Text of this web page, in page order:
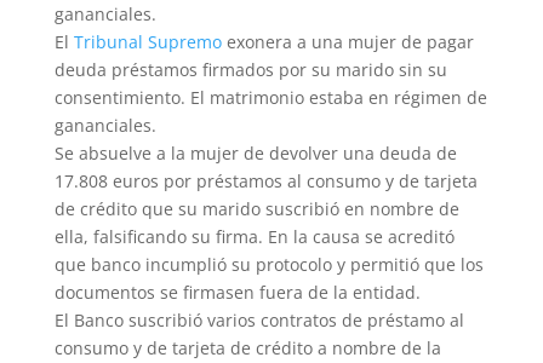
gananciales.
El Tribunal Supremoexonera a una mujer de pagar
deuda préstamos firmados por su marido sin su
consentimiento. El matrimonio estaba en régimen de
gananciales.
Se absuelve a la mujer de devolver una deuda de
17.808 euros por préstamos al consumo y de tarjeta
de crédito que su marido suscribió en nombre de
ella, falsificando su firma. En la causa se acreditó
que banco incumplió su protocolo y permitió que los
documentos se firmasen fuera de la entidad.
El Banco suscribió varios contratos de préstamo al
consumo y de tarjeta de crédito a nombre de la